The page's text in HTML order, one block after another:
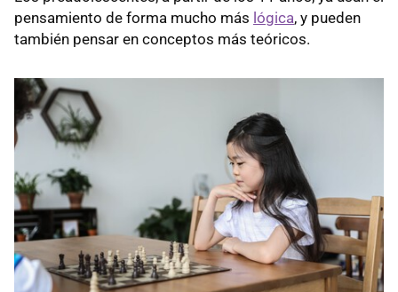
pensamiento de forma mucho más lógica, y pueden
también pensar en conceptos más teóricos.